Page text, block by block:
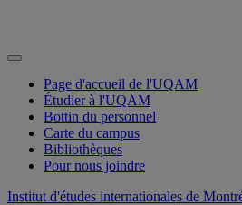
Page d'accueil de l'UQAM
Étudier à l'UQAM
Bottin du personnel
Carte du campus
Bibliothèques
Pour nous joindre
Institut d'études internationales de